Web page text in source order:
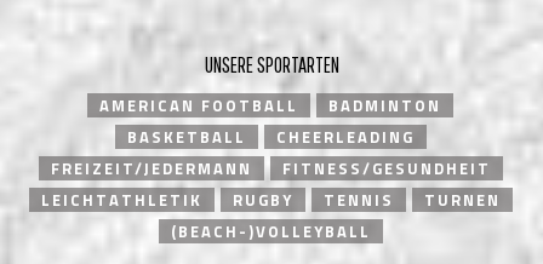
UNSERE SPORTARTEN
AMERICAN FOOTBALL
BADMINTON
BASKETBALL
CHEERLEADING
FREIZEIT/JEDERMANN
FITNESS/GESUNDHEIT
LEICHTATHLETIK
RUGBY TENNIS
TURNEN
(BEACH-)VOLLEYBALL